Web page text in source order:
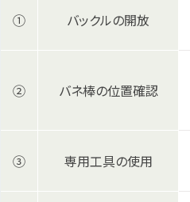
① バックルの開放
② バネ棒の位置確認
③ 専用工具の使用